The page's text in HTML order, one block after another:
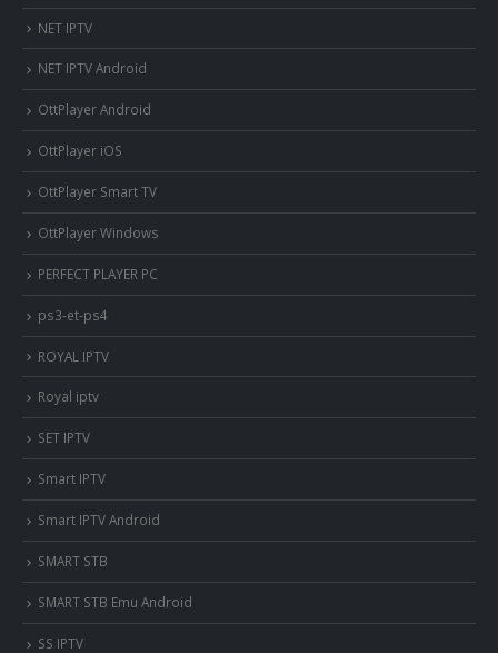
NET IPTV
NET IPTV Android
OttPlayer Android
OttPlayer iOS
OttPlayer Smart TV
OttPlayer Windows
PERFECT PLAYER PC
ps3-et-ps4
ROYAL IPTV
Royal iptv
SET IPTV
Smart IPTV
Smart IPTV Android
SMART STB
SMART STB Emu Android
SS IPTV